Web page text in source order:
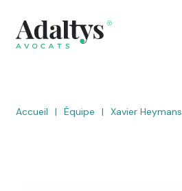
Accueil | Équipe | Xavier Heymans